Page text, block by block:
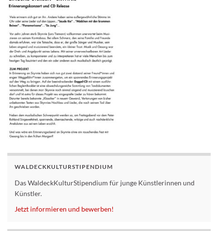
WALDECKKULTURSTIPENDIUM
Das WaldeckKulturStipendium für junge Künstlerinnen und
Künstler.
Jetzt informieren und bewerben!